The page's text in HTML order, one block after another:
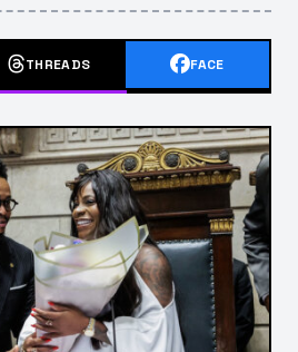
THREADS FACE